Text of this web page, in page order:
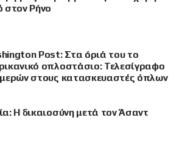
στον Ρήνο
Post: Στα όριά του το
οπλοστάσιο: Τελεσίγραφο
στους κατασκευαστές όπλων
Η δικαιοσύνη μετά τον Άσαντ